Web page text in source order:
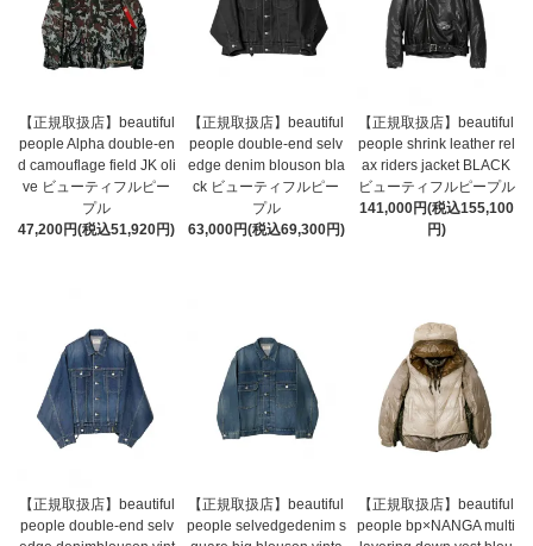
【正規取扱店】beautiful
people Alpha double-en
d camouflage field JK oli
ve ビューティフルピー
プル
47,200円(税込51,920円)
【正規取扱店】beautiful
people double-end selv
edge denim blouson bla
ck ビューティフルピー
プル
63,000円(税込69,300円)
【正規取扱店】beautiful
people shrink leather rel
ax riders jacket BLACK
ビューティフルピープル
141,000円(税込155,100
円)
【正規取扱店】beautiful
people double-end selv
【正規取扱店】beautiful
people selvedgedenim s
【正規取扱店】beautiful
people bp×NANGA multi